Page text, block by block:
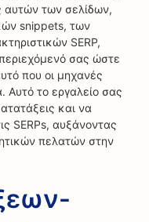
των σελίδων,
snippets, των
SERP,
σας ώστε
που οι μηχανές
Αυτό το εργαλείο σας
και να
SERPs, αυξάνοντας
πελατών στην